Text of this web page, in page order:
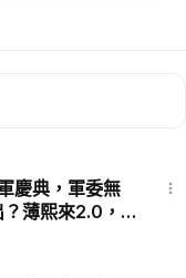
的贊助支持！
民主党很恐慌
理出版 https://is.gd/D
慶典，軍委無
薄熙來2.0，
20260802)